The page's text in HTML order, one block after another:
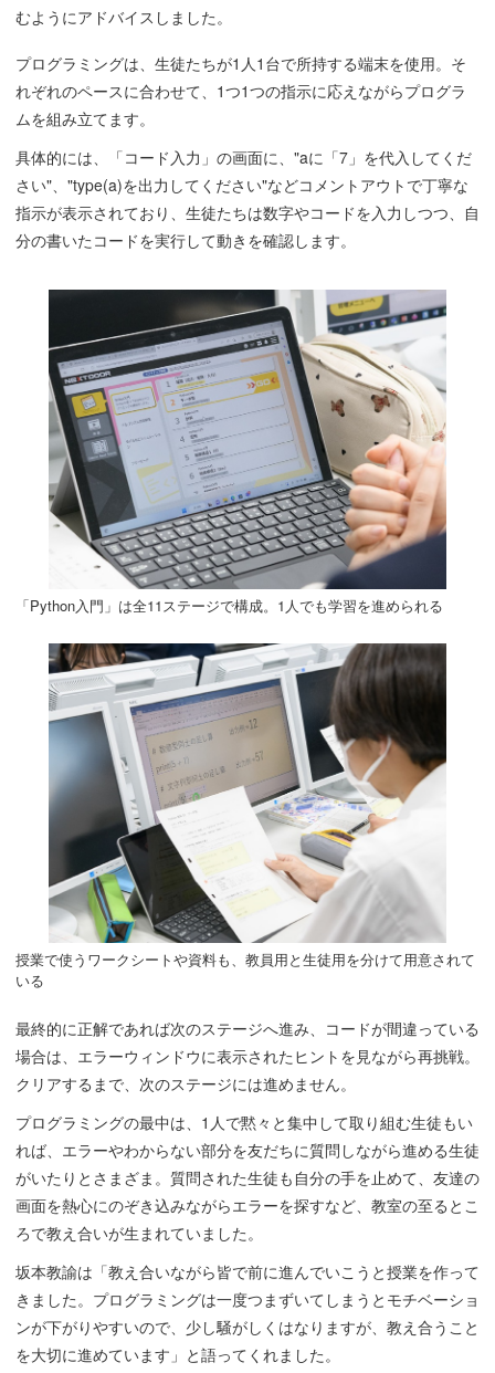
むようにアドバイスしました。
プログラミングは、生徒たちが1人1台で所持する端末を使用。そ
れぞれのペースに合わせて、1つ1つの指示に応えながらプログラ
ムを組み立てます。
具体的には、「コード入力」の画面に、"aに「7」を代入してくだ
さい"、"type(a)を出力してください"などコメントアウトで丁寧な
指示が表示されており、生徒たちは数字やコードを入力しつつ、自
分の書いたコードを実行して動きを確認します。
「Python入門」は全11ステージで構成。1人でも学習を進められる
授業で使うワークシートや資料も、教員用と生徒用を分けて用意されて
いる
最終的に正解であれば次のステージへ進み、コードが間違っている
場合は、エラーウィンドウに表示されたヒントを見ながら再挑戦。
クリアするまで、次のステージには進めません。
プログラミングの最中は、1人で黙々と集中して取り組む生徒もい
れば、エラーやわからない部分を友だちに質問しながら進める生徒
がいたりとさまざま。質問された生徒も自分の手を止めて、友達の
画面を熱心にのぞき込みながらエラーを探すなど、教室の至るとこ
ろで教え合いが生まれていました。
坂本教諭は「教え合いながら皆で前に進んでいこうと授業を作って
きました。プログラミングは一度つまずいてしまうとモチベーショ
ンが下がりやすいので、少し騒がしくはなりますが、教え合うこと
を大切に進めています」と語ってくれました。